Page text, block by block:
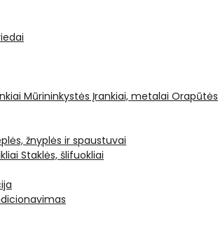
Mūrininkystės Įrankiai, metalai Orapūtės
žnyplės ir spaustuvai
Staklės, šlifuokliai